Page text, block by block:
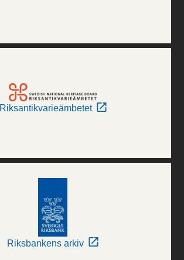
Riksantikvarieämbetet
Riksbankens arkiv